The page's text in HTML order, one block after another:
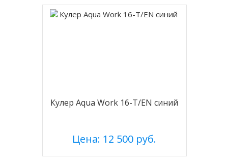
Кулер Aqua Work 16-T/EN синий
Цена: 12 500 руб.